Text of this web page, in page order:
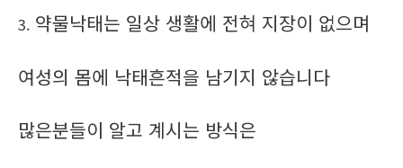
3. 약물낙태는 일상 생활에 전혀 지장이 없으며
여성의 몸에 낙태흔적을 남기지 않습니다
많은분들이 알고 계시는 방식은